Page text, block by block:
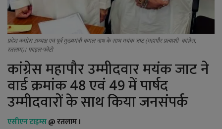
YouTube
Language
English Hiindi
प्रदेश कांग्रेस अध्यक्ष एवं पूर्व मुख्यमंत्री कमल नाथ के साथ मयंक जाट (महापौर प्रत्याशी- कांग्रेस,
रतलाम)। फाइल-फोटो
कांग्रेस महापौर उम्मीदवार मयंक जाट ने
वार्ड क्रमांक 48 एवं 49 में पार्षद
उम्मीदवारों के साथ किया जनसंपर्क
एसीएन टाइम्स@ रतलाम ।